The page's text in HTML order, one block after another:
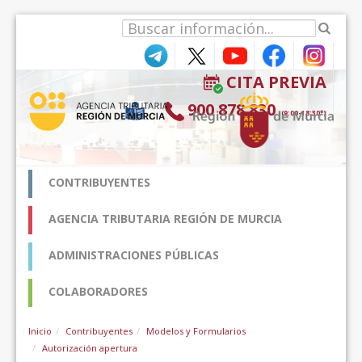
CITA PREVIA
900 878 830 (9:00-18:30*)
CONTRIBUYENTES
AGENCIA TRIBUTARIA REGIÓN DE MURCIA
ADMINISTRACIONES PÚBLICAS
COLABORADORES
Inicio Contribuyentes
Modelos y Formularios
Autorización apertura